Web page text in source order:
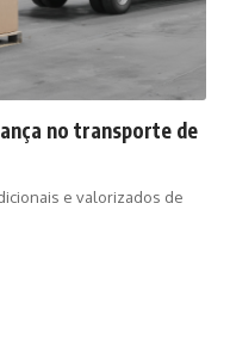
no transporte de
e valorizados de